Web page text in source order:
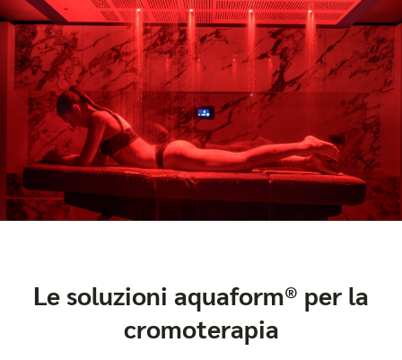
Le soluzioni aquaform® per la
cromoterapia